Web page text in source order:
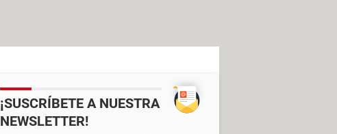
¡SUSCRÍBETE A NUESTRA
NEWSLETTER!